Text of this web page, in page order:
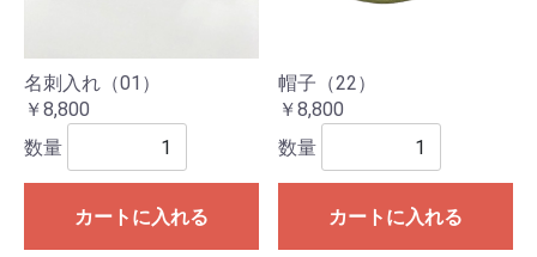
名刺入れ（01）
￥8,800
数量
カートに入れる
帽子（22）
￥8,800
数量
カートに入れる